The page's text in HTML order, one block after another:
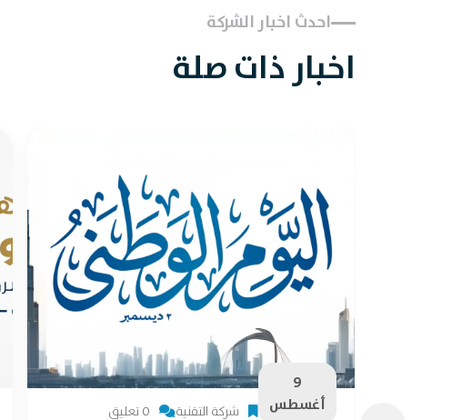
احدث اخبار الشركة
اخبار ذات صلة
9
أغسطس
شركة التقنية 0 تعليق